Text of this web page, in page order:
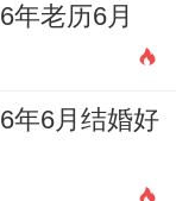
年老历6月
年6月结婚好